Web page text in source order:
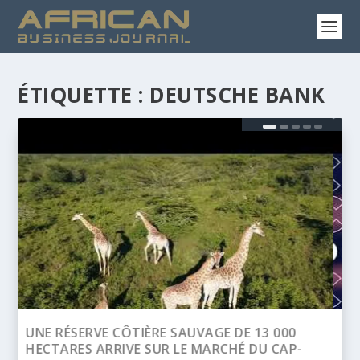
ÉTIQUETTE : DEUTSCHE BANK
BANQUE AFRICAINE DE DÉVELOPPEMENT
(BAD) – ASSEMBLÉE ANNUELLES 2026 :